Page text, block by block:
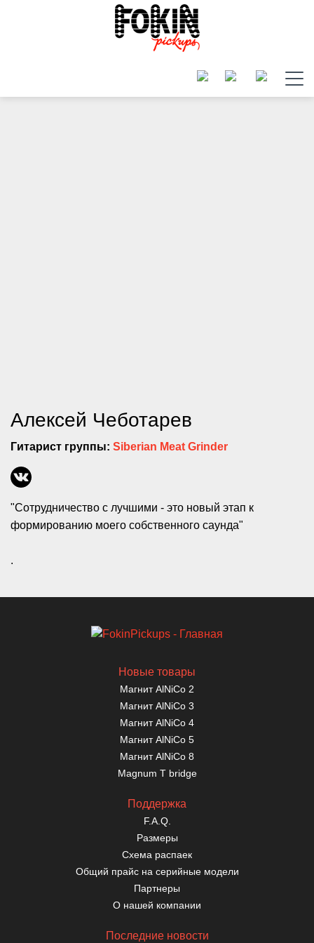
Алексей Чеботарев
Гитарист группы: Siberian Meat Grinder
"Сотрудничество с лучшими - это новый этап к
формированию моего собственного саунда"
.
Новые товары
Магнит AlNiCo 2
Магнит AlNiCo 3
Магнит AlNiCo 4
Магнит AlNiCo 5
Магнит AlNiCo 8
Magnum T bridge
Поддержка
F.A.Q.
Размеры
Схема распаек
Общий прайс на серийные модели
Партнеры
О нашей компании
Последние новости